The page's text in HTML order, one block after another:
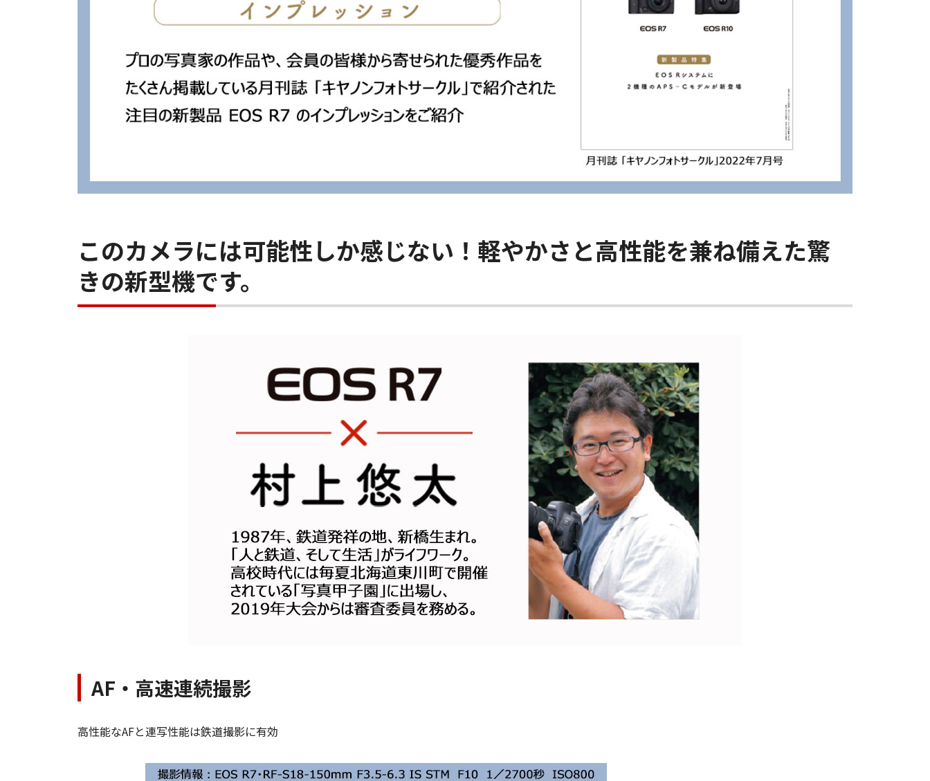
このカメラには可能性しか感じない！軽やかさと高性能を兼ね備えた驚
きの新型機です。
AF・高速連続撮影
高性能なAFと連写性能は鉄道撮影に有効